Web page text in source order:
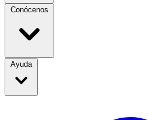
Conócenos
Ayuda